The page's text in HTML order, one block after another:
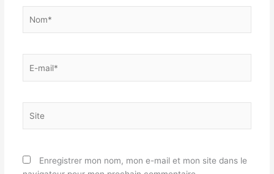
mail*
Enregistrer mon nom, mon e-mail et mon site dans le